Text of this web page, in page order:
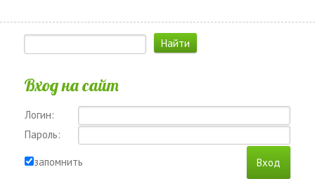
Вход на сайт
Логин:
Пароль:
запомнить